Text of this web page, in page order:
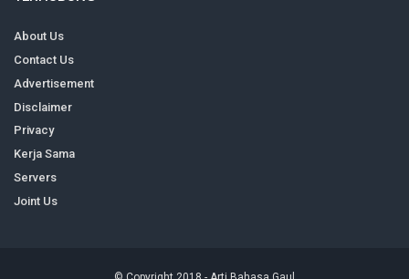
About Us
Contact Us
Advertisement
Disclaimer
Privacy
Kerja Sama
Servers
Joint Us